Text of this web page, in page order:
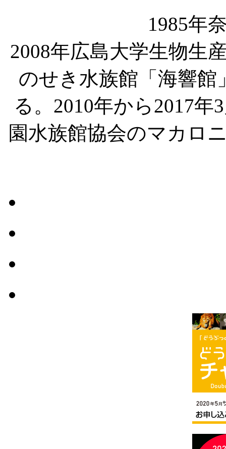
1985年
2008年広島大学生物生
のせき水族館「海響
る。2010年から2017
園水族館協会のマカロ